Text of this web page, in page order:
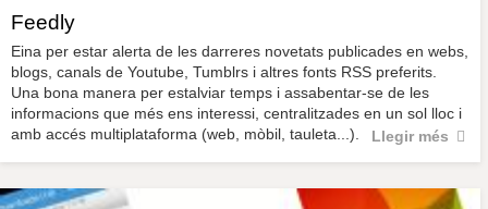
Feedly
Eina per estar alerta de les darreres novetats publicades en webs,
blogs, canals de Youtube, Tumblrs i altres fonts RSS preferits.
Una bona manera per estalviar temps i assabentar-se de les
informacions que més ens interessi, centralitzades en un sol lloc i
amb accés multiplataforma (web, mòbil, tauleta...).
Llegir més